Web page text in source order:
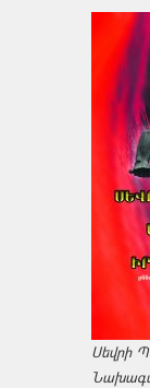
Սեվրի